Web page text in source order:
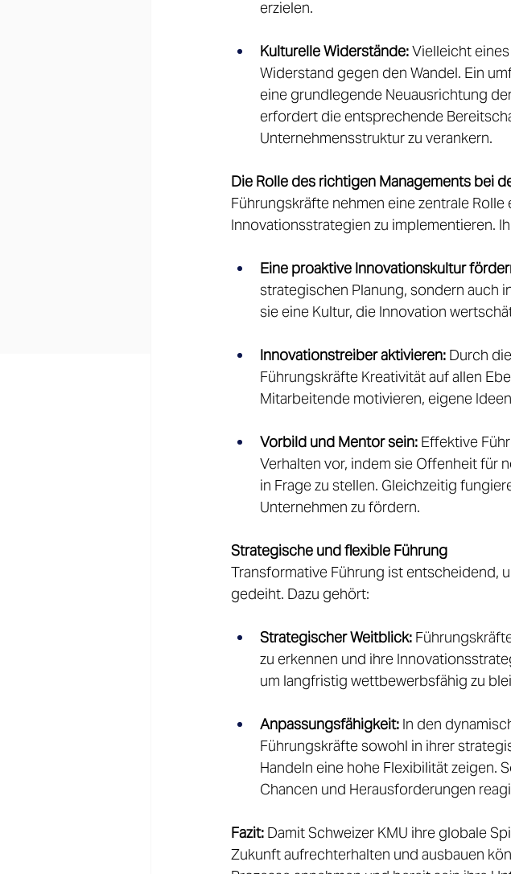
erzielen.
Kulturelle Widerstände: Vielleicht
Widerstand gegen den Wandel. Ein
eine grundlegende Neuausrichtung
erfordert die entsprechende
Unternehmensstruktur zu verankern.
Die Rolle des richtigen Managements bei
Führungskräfte nehmen eine zentrale
Innovationsstrategien zu implementieren.
Eine proaktive Innovationskultur
strategischen Planung, sondern auch
sie eine Kultur, die Innovation
Innovationstreiber aktivieren: Durch
Führungskräfte Kreativität auf allen
Mitarbeitende motivieren, eigene
Vorbild und Mentor sein: Effektive
Verhalten vor, indem sie Offenheit für
in Frage zu stellen. Gleichzeitig
Unternehmen zu fördern.
Strategische und flexible Führung
Transformative Führung ist entscheidend,
gedeiht. Dazu gehört:
Strategischer Weitblick:
zu erkennen und ihre
um langfristig wettbewerbsfähig zu
Anpassungsfähigkeit: In den
Führungskräfte sowohl in ihrer
Handeln eine hohe Flexibilität zeigen.
Chancen und Herausforderungen
Fazit: Damit Schweizer KMU ihre globale
Zukunft aufrechterhalten und ausbauen